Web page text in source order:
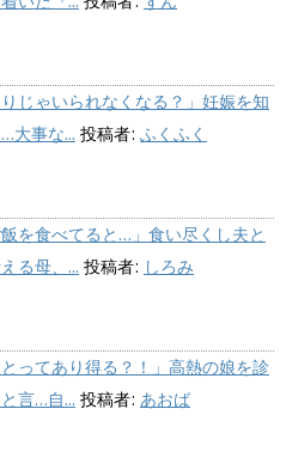
りじゃいられなくなる？」妊娠を知
大事な... 投稿者: ふくふく
飯を食べてると…」食い尽くし夫と
る母、... 投稿者: しろみ
とってあり得る？！」高熱の娘を診
言…自... 投稿者: あおば